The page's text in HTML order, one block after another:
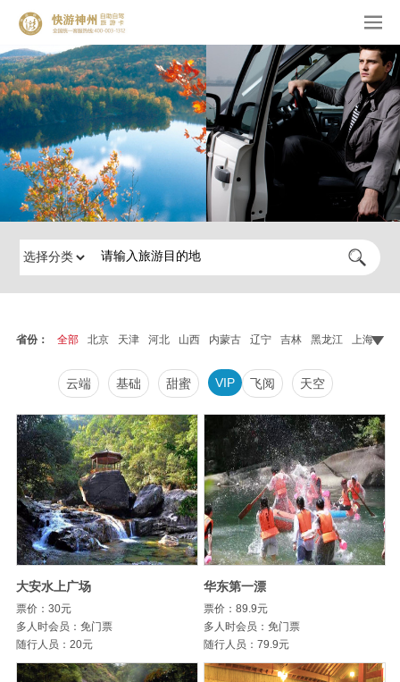
省份： 全部 北京 天津 河北 山西 内蒙古 辽宁 吉林 黑龙江 上海 江
云端 基础 甜蜜 VIP 飞阅 天空
大安水上广场
票价：30元
多人时会员：免门票
随行人员：20元
华东第一漂
票价：89.9元
多人时会员：免门票
随行人员：79.9元